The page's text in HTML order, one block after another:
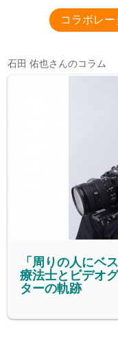
コラボレ
石田 佑也さんのコラム
「周りの人にベ
療法士とビデオ
ターの軌跡